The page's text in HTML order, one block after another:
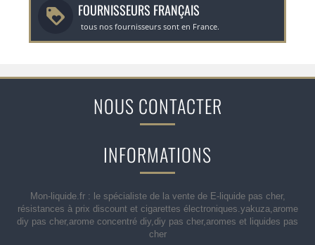
FOURNISSEURS FRANÇAIS
tous nos fournisseurs sont en France.
NOUS CONTACTER
INFORMATIONS
Mon-liquide.fr : le spécialiste de la vente de E-liquide pas cher,
résistances à prix discount et cigarettes électroniques.yakuza,arome
diy pas cher,arome concentré diy,diy pas cher,aromes et liquides pas
cher